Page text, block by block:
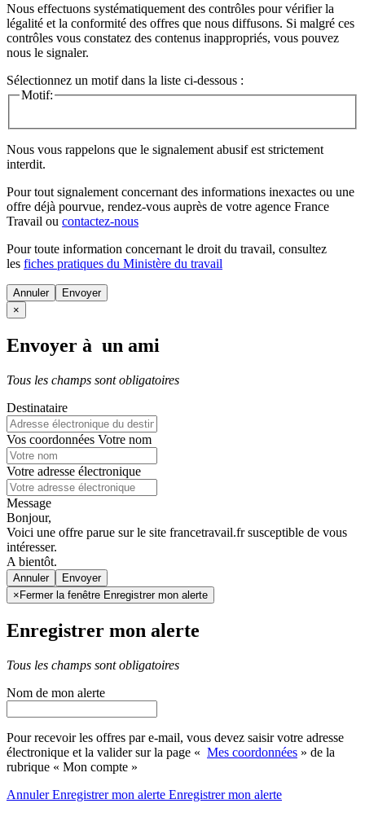
Nous effectuons systématiquement des contrôles pour vérifier la
légalité et la conformité des offres que nous diffusons. Si malgré ces
contrôles vous constatez des contenus inappropriés, vous pouvez
nous le signaler.
Sélectionnez un motif dans la liste ci-dessous :
Motif:
Nous vous rappelons que le signalement abusif est strictement
interdit.
Pour tout signalement concernant des informations inexactes ou une
offre déjà pourvue, rendez-vous auprès de votre agence France
Travail ou contactez-nous
Pour toute information concernant le droit du travail, consultez
les fiches pratiques du Ministère du travail
Annuler
×
Envoyer à un ami
Tous les champs sont obligatoires
Destinataire
Vos coordonnées Votre nom
Votre adresse électronique
Message
Bonjour,
Voici une offre parue sur le site francetravail.fr susceptible de vous
intéresser.
A bientôt.
Annuler
× Fermer la fenêtre Enregistrer mon alerte
Enregistrer mon alerte
Tous les champs sont obligatoires
Nom de mon alerte
Pour recevoir les offres par e-mail, vous devez saisir votre adresse
électronique et la valider sur la page « Mes coordonnées » de la
rubrique « Mon compte »
AnnulerEnregistrer mon alerte Enregistrermon alerte